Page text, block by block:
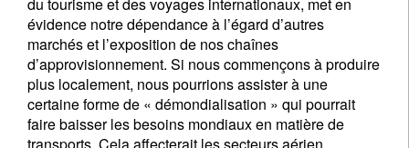
évidence notre dépendance à l’égard d’autres
marchés et l’exposition de nos chaînes
d’approvisionnement. Si nous commençons à produire
plus localement, nous pourrions assister à une
certaine forme de « démondialisation » qui pourrait
faire baisser les besoins mondiaux en matière de
transports. Cela affecterait les secteurs aérien,